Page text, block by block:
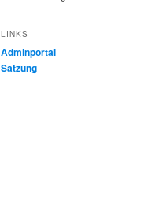
LINKS
Adminportal
Satzung